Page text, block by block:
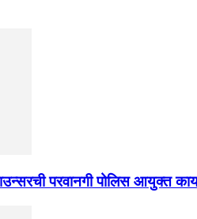
परवानगी पोलिस आयुक्त